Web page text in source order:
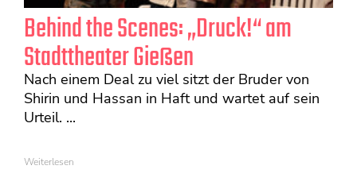
Behind the Scenes: „Druck!“ am
Stadttheater Gießen
Nach einem Deal zu viel sitzt der Bruder von
Shirin und Hassan in Haft und wartet auf sein
Urteil. ...
Weiterlesen